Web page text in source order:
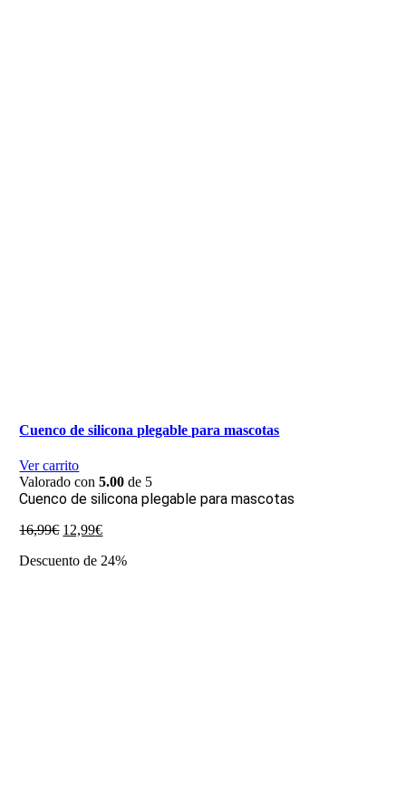
Cuenco de silicona plegable para mascotas
Ver carrito
Valorado con5.00 de 5
Cuenco de silicona plegable para mascotas
16,99€ El
original
12,99€El
actual
Descuento de 24%